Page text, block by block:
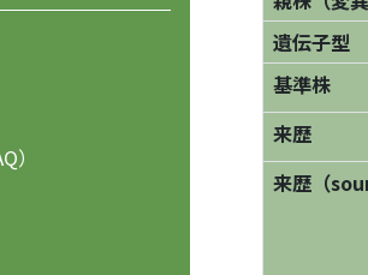
）
遺伝子型
基準株
来歴
来歴（